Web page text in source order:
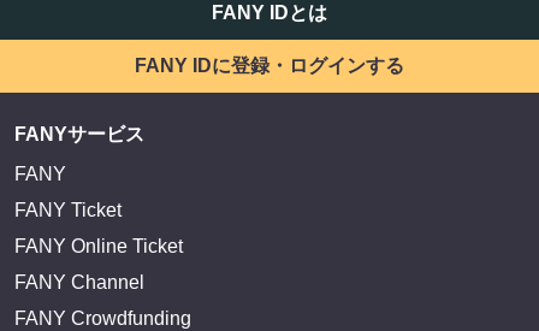
FANY IDとは
FANY IDに登録・ログインする
FANYサービス
FANY
FANY Ticket
FANY Online Ticket
FANY Channel
FANY Crowdfunding